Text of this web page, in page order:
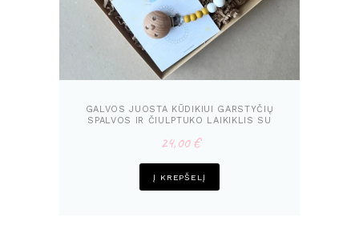
GALVOS JUOSTA KŪDIKIUI GARSTYČIŲ
SPALVOS IR ČIULPTUKO LAIKIKLIS SU
24,00€
Į KREPŠELĮ